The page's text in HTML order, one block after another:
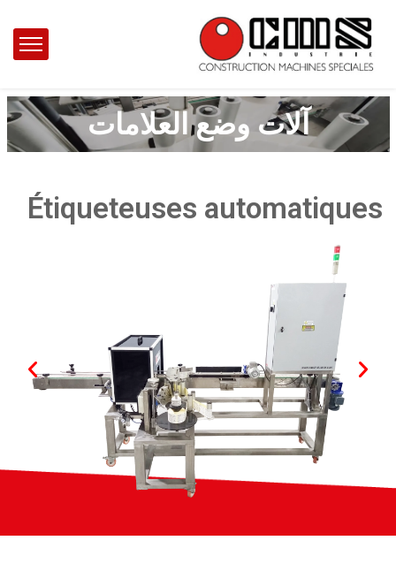
آلات وضع العلامات
Étiqueteuses automatiques